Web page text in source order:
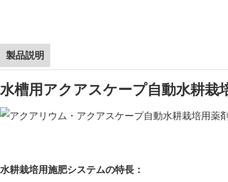
製品説明
水槽用アクアスケープ自動水耕栽
水耕栽培用施肥システムの特長：